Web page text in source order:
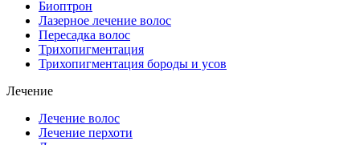
Биоптрон
Лазерное лечение волос
Пересадка волос
Трихопигментация
Трихопигментация бороды и усов
Лечение
Лечение волос
Лечение перхоти